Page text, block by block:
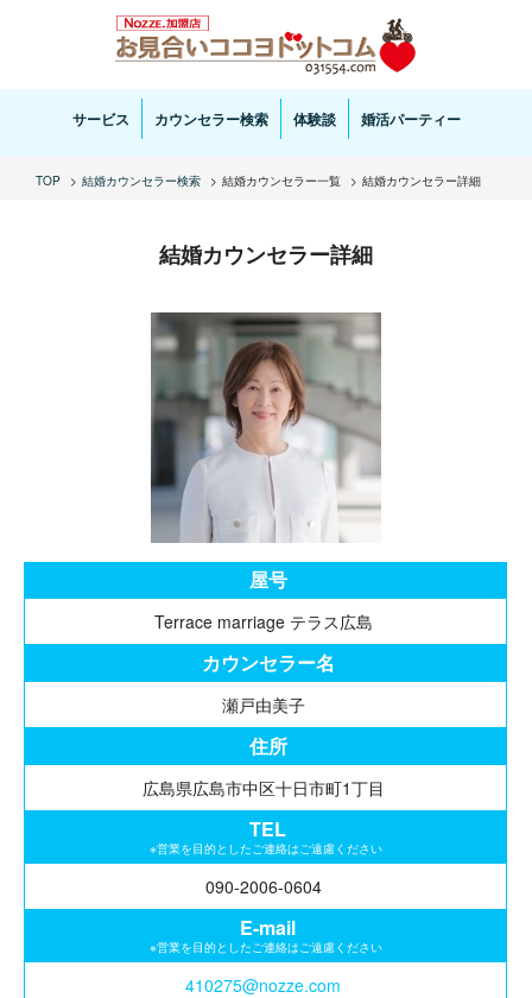
お見合い・結婚相談ならお見合いココヨドットコムへ。専任の結婚カウンセラーがサポートいた
します。
サービス カウンセラー検索 体験談 婚活パーティー
TOP 結婚カウンセラー検索 結婚カウンセラー一覧 結婚カウンセラー詳細
結婚カウンセラー詳細
屋号
Terrace marriage テラス広島
カウンセラー名
瀬戸由美子
住所
広島県広島市中区十日市町1丁目
TEL
※営業を目的としたご連絡はご遠慮ください
090-2006-0604
E-mail
※営業を目的としたご連絡はご遠慮ください
410275@nozze.com